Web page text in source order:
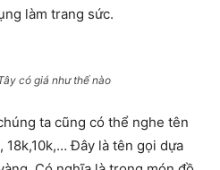
làm trang sức.
có giá như thế nào
ta cũng có thể nghe tên
Đây là tên gọi dựa